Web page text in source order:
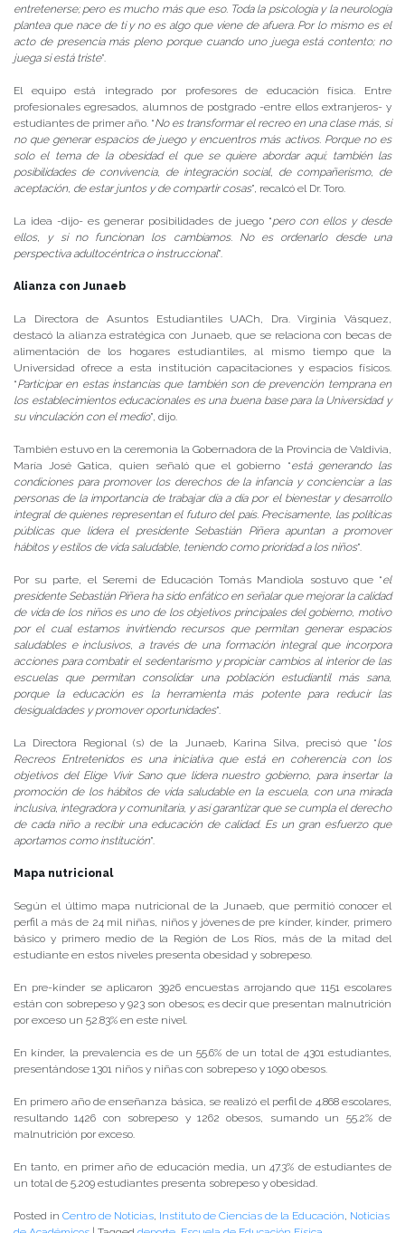
entretenerse; pero es mucho más que eso. Toda la psicología y la neurología
plantea que nace de ti y no es algo que viene de afuera. Por lo mismo es el
acto de presencia más pleno porque cuando uno juega está contento; no
juega si está triste”.
El equipo está integrado por profesores de educación física. Entre
profesionales egresados, alumnos de postgrado -entre ellos extranjeros- y
estudiantes de primer año. “No es transformar el recreo en una clase más, si
no que generar espacios de juego y encuentros más activos. Porque no es
solo el tema de la obesidad el que se quiere abordar aquí; también las
posibilidades de convivencia, de integración social, de compañerismo, de
aceptación, de estar juntos y de compartir cosas”, recalcó el Dr. Toro.
La idea -dijo- es generar posibilidades de juego “pero con ellos y desde
ellos, y si no funcionan los cambiamos. No es ordenarlo desde una
perspectiva adultocéntrica o instruccional”.
Alianza con Junaeb
La Directora de Asuntos Estudiantiles UACh, Dra. Virginia Vásquez,
destacó la alianza estratégica con Junaeb, que se relaciona con becas de
alimentación de los hogares estudiantiles, al mismo tiempo que la
Universidad ofrece a esta institución capacitaciones y espacios físicos.
“Participar en estas instancias que también son de prevención temprana en
los establecimientos educacionales es una buena base para la Universidad y
su vinculación con el medio”, dijo.
También estuvo en la ceremonia la Gobernadora de la Provincia de Valdivia,
María José Gatica, quien señaló que el gobierno “está generando las
condiciones para promover los derechos de la infancia y concienciar a las
personas de la importancia de trabajar día a día por el bienestar y desarrollo
integral de quienes representan el futuro del país. Precisamente, las políticas
públicas que lidera el presidente Sebastián Piñera apuntan a promover
hábitos y estilos de vida saludable, teniendo como prioridad a los niños”.
Por su parte, el Seremi de Educación Tomás Mandiola sostuvo que “el
presidente Sebastián Piñera ha sido enfático en señalar que mejorar la calidad
de vida de los niños es uno de los objetivos principales del gobierno, motivo
por el cual estamos invirtiendo recursos que permitan generar espacios
saludables e inclusivos, a través de una formación integral que incorpora
acciones para combatir el sedentarismo y propiciar cambios al interior de las
escuelas que permitan consolidar una población estudiantil más sana,
porque la educación es la herramienta más potente para reducir las
desigualdades y promover oportunidades”.
La Directora Regional (s) de la Junaeb, Karina Silva, precisó que “los
Recreos Entretenidos es una iniciativa que está en coherencia con los
objetivos del Elige Vivir Sano que lidera nuestro gobierno, para insertar la
promoción de los hábitos de vida saludable en la escuela, con una mirada
inclusiva, integradora y comunitaria, y así garantizar que se cumpla el derecho
de cada niño a recibir una educación de calidad. Es un gran esfuerzo que
aportamos como institución”.
Mapa nutricional
Según el último mapa nutricional de la Junaeb, que permitió conocer el
perfil a más de 24 mil niñas, niños y jóvenes de pre kínder, kínder, primero
básico y primero medio de la Región de Los Ríos, más de la mitad del
estudiante en estos niveles presenta obesidad y sobrepeso.
En pre-kínder se aplicaron 3926 encuestas arrojando que 1151 escolares
están con sobrepeso y 923 son obesos; es decir que presentan malnutrición
por exceso un 52.83% en este nivel.
En kínder, la prevalencia es de un 55.6% de un total de 4301 estudiantes,
presentándose 1301 niños y niñas con sobrepeso y 1090 obesos.
En primero año de enseñanza básica, se realizó el perfil de 4.868 escolares,
resultando 1426 con sobrepeso y 1262 obesos, sumando un 55.2% de
malnutrición por exceso.
En tanto, en primer año de educación media, un 47.3% de estudiantes de
un total de 5.209 estudiantes presenta sobrepeso y obesidad.
Posted in Centro de Noticias, Instituto de Ciencias de la Educación, Noticias